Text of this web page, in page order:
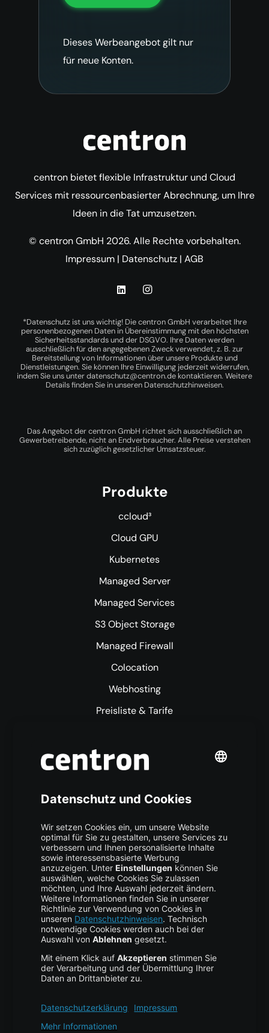
Dieses Werbeangebot gilt nur
für neue Konten.
centron bietet flexible Infrastruktur und Cloud
Services mit ressourcenbasierter Abrechnung, um Ihre
Ideen in die Tat umzusetzen.
© centron GmbH 2026. Alle Rechte vorbehalten.
Impressum | Datenschutz | AGB
*Datenschutz ist uns wichtig! Die centron GmbH verarbeitet Ihre
personenbezogenen Daten in Übereinstimmung mit den höchsten
Sicherheitsstandards und der DSGVO. Ihre Daten werden
ausschließlich für den angegebenen Zweck verwendet, z. B. zur
Bereitstellung von Informationen über unsere Produkte und
Dienstleistungen. Sie können Ihre Einwilligung jederzeit widerrufen,
indem Sie uns unterdatenschutz@centron.de kontaktieren. Weitere
Details finden Sie in unseren Datenschutzhinweisen.
Das Angebot der centron GmbH richtet sich ausschließlich an
Gewerbetreibende, nicht an Endverbraucher. Alle Preise verstehen
sich zuzüglich gesetzlicher Umsatzsteuer.
Produkte
ccloud³
Cloud GPU
Kubernetes
Managed Server
Managed Services
S3 Object Storage
Managed Firewall
Colocation
Webhosting
Preisliste & Tarife
Mehr centron
High Availability
Trust Center
Data Recovery
Backup Service
Business Hosting
Cloud Storage
Cloud Anbieter
Leitfaden & Übersicht